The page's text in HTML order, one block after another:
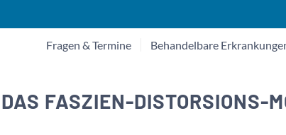
Fragen & Termine Behandelbare
FASZIEN-DISTORSIONS-